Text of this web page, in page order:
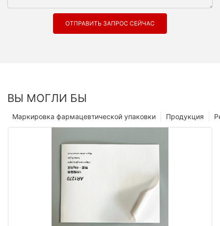
ОТПРАВИТЬ ЗАПРОС СЕЙЧАС
ВЫ МОГЛИ БЫ
Продукция
Маркировка фармацевтической упаковки